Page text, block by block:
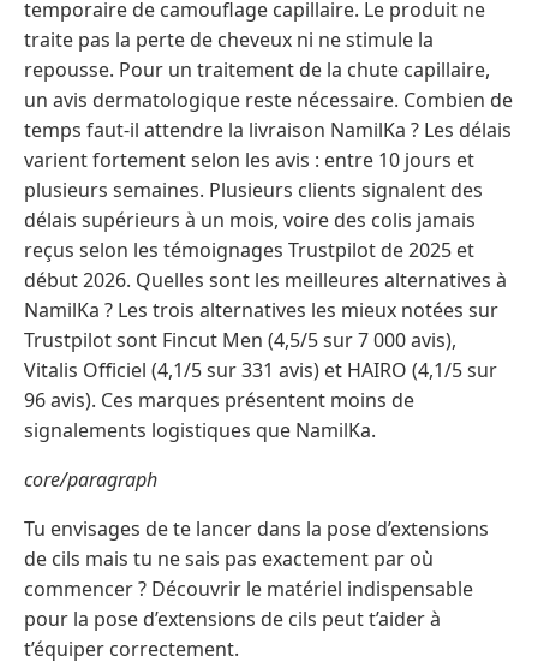
temporaire de camouflage capillaire. Le produit ne
traite pas la perte de cheveux ni ne stimule la
repousse. Pour un traitement de la chute capillaire,
un avis dermatologique reste nécessaire. Combien de
temps faut-il attendre la livraison NamilKa ? Les délais
varient fortement selon les avis : entre 10 jours et
plusieurs semaines. Plusieurs clients signalent des
délais supérieurs à un mois, voire des colis jamais
reçus selon les témoignages Trustpilot de 2025 et
début 2026. Quelles sont les meilleures alternatives à
NamilKa ? Les trois alternatives les mieux notées sur
Trustpilot sont Fincut Men (4,5/5 sur 7 000 avis),
Vitalis Officiel (4,1/5 sur 331 avis) et HAIRO (4,1/5 sur
96 avis). Ces marques présentent moins de
signalements logistiques que NamilKa.
core/paragraph
Tu envisages de te lancer dans la pose d’extensions
de cils mais tu ne sais pas exactement par où
commencer ? Découvrir le matériel indispensable
pour la pose d’extensions de cils peut t’aider à
t’équiper correctement.